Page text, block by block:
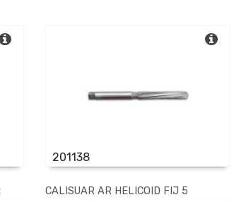
201138
CALISUAR AR HELICOID FIJ 5